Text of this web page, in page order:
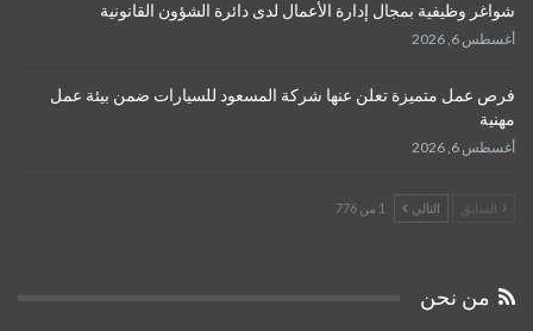
شواغر وظيفية بمجال إدارة الأعمال لدى دائرة الشؤون القانونية
أغسطس 6, 2026
فرص عمل متميزة تعلن عنها شركة المسعود للسيارات ضمن بيئة عمل
مهنية
أغسطس 6, 2026
السابق التالي 1 من 776
من نحن